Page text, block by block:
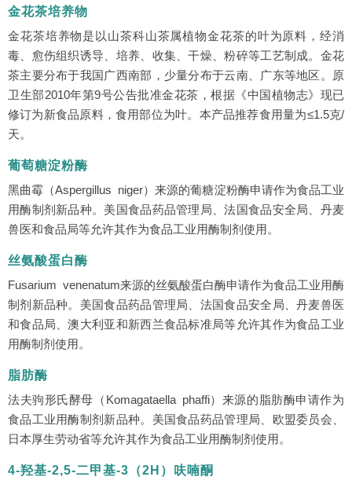
金花茶培养物
金花茶培养物是以山茶科山茶属植物金花茶的叶为原料，经消
毒、愈伤组织诱导、培养、收集、干燥、粉碎等工艺制成。金花
茶主要分布于我国广西南部，少量分布于云南、广东等地区。原
卫生部2010年第9号公告批准金花茶，根据《中国植物志》现已
修订为新食品原料，食用部位为叶。本产品推荐食用量为≤1.5克/
天。
葡萄糖淀粉酶
黑曲霉（Aspergillus niger）来源的葡糖淀粉酶申请作为食品工业
用酶制剂新品种。美国食品药品管理局、法国食品安全局、丹麦
兽医和食品局等允许其作为食品工业用酶制剂使用。
丝氨酸蛋白酶
Fusarium venenatum来源的丝氨酸蛋白酶申请作为食品工业用酶
制剂新品种。美国食品药品管理局、法国食品安全局、丹麦兽医
和食品局、澳大利亚和新西兰食品标准局等允许其作为食品工业
用酶制剂使用。
脂肪酶
法夫驹形氏酵母（Komagataella phaffi）来源的脂肪酶申请作为
食品工业用酶制剂新品种。美国食品药品管理局、欧盟委员会、
日本厚生劳动省等允许其作为食品工业用酶制剂使用。
4-羟基-2,5-二甲基-3（2H）呋喃酮